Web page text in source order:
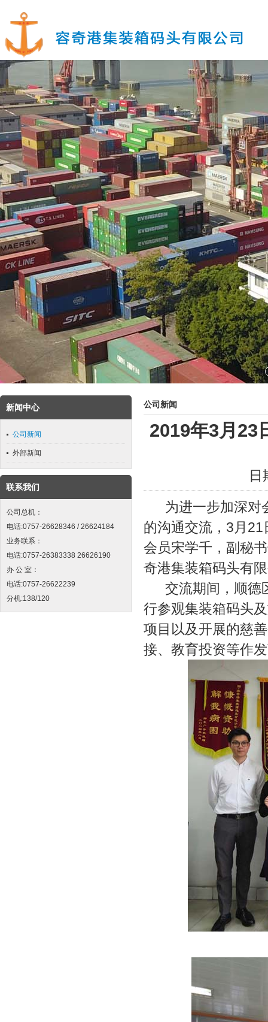
新闻中心
公司新闻
外部新闻
联系我们
公司总机：
电话:0757-26628346 / 26624184
业务联系：
电话:0757-26383338 26626190
办 公 室：
电话:0757-26622239
分机:138/120
公司新闻
2019年3月23
日
为进一步加深对
的沟通交流，3月
会员宋学千，副秘
奇港集装箱码头有
交流期间，顺德
行参观集装箱码头
项目以及开展的慈
接、教育投资等作